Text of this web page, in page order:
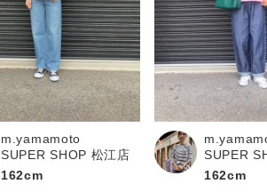
m.yamamoto
SUPER SHOP 松江店
162cm
SUPER
162cm